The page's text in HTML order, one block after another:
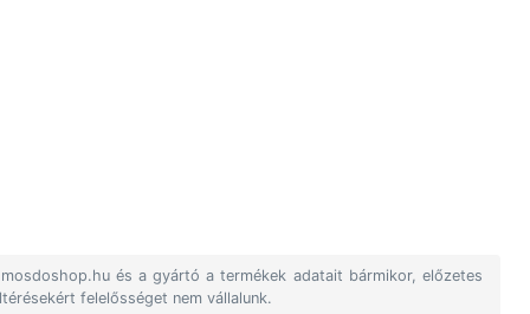
és a gyártó a termékek adatait bármikor, előzetes
felelősséget nem vállalunk.